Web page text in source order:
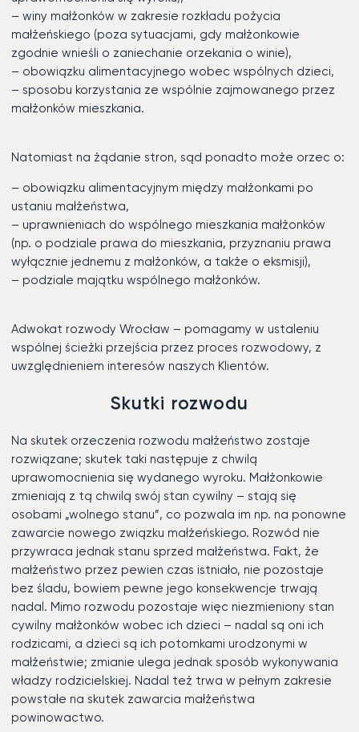
– winy małżonków w zakresie rozkładu pożycia
małżeńskiego (poza sytuacjami, gdy małżonkowie
zgodnie wnieśli o zaniechanie orzekania o winie),
– obowiązku alimentacyjnego wobec wspólnych dzieci,
– sposobu korzystania ze wspólnie zajmowanego przez
małżonków mieszkania.
Natomiast na żądanie stron, sąd ponadto może orzec o:
– obowiązku alimentacyjnym między małżonkami po
ustaniu małżeństwa,
– uprawnieniach do wspólnego mieszkania małżonków
(np. o podziale prawa do mieszkania, przyznaniu prawa
wyłącznie jednemu z małżonków, a także o eksmisji),
– podziale majątku wspólnego małżonków.
Adwokat rozwody Wrocław – pomagamy w ustaleniu
wspólnej ścieżki przejścia przez proces rozwodowy, z
uwzględnieniem interesów naszych Klientów.
Skutki rozwodu
Na skutek orzeczenia rozwodu małżeństwo zostaje
rozwiązane; skutek taki następuje z chwilą
uprawomocnienia się wydanego wyroku. Małżonkowie
zmieniają z tą chwilą swój stan cywilny – stają się
osobami „wolnego stanu”, co pozwala im np. na ponowne
zawarcie nowego związku małżeńskiego. Rozwód nie
przywraca jednak stanu sprzed małżeństwa. Fakt, że
małżeństwo przez pewien czas istniało, nie pozostaje
bez śladu, bowiem pewne jego konsekwencje trwają
nadal. Mimo rozwodu pozostaje więc niezmieniony stan
cywilny małżonków wobec ich dzieci – nadal są oni ich
rodzicami, a dzieci są ich potomkami urodzonymi w
małżeństwie; zmianie ulega jednak sposób wykonywania
władzy rodzicielskiej. Nadal też trwa w pełnym zakresie
powstałe na skutek zawarcia małżeństwa
powinowactwo.